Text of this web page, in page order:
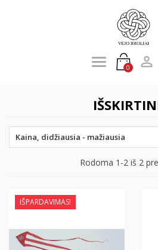
0 
Kaina, didžiausia - mažiausia
Rodoma 1-2 iš 2
IŠPARDAVIMAS!